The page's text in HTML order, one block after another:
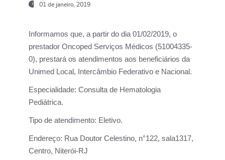
01 de janeiro, 2019
Informamos que, a partir do dia 01/02/2019, o
prestador Oncoped Serviços Médicos (51004335-
0), prestará os atendimentos aos beneficiários da
Unimed Local, Intercâmbio Federativo e Nacional.
Especialidade: Consulta de Hematologia
Pediátrica.
Tipo de atendimento: Eletivo.
Endereço: Rua Doutor Celestino, n°122, sala1317,
Centro, Niterói-RJ